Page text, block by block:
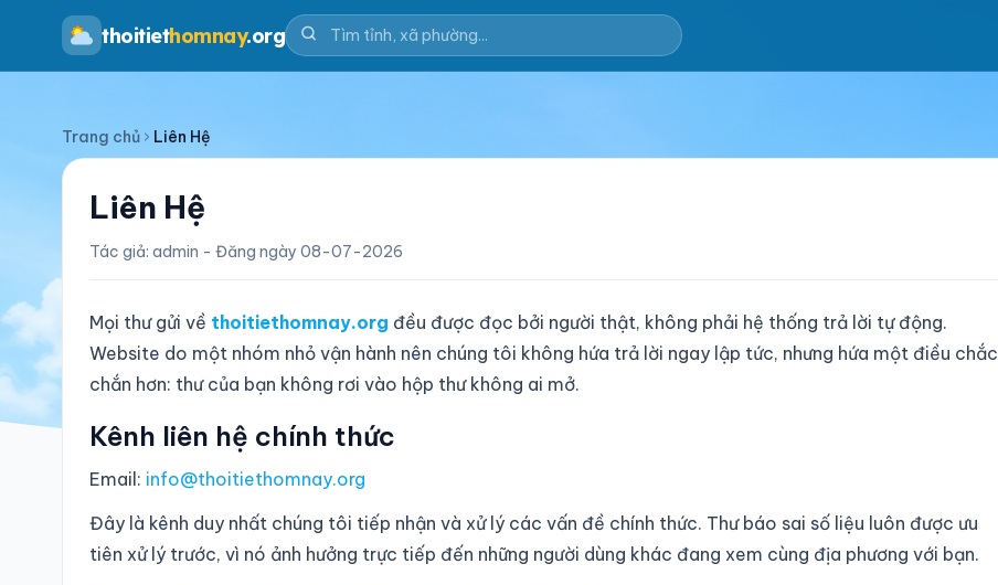
thoitiethomnay.org
Trang chủ Liên Hệ
Liên Hệ
Tác giả: admin - Đăng ngày 08-07-2026
Mọi thư gửi về thoitiethomnay.org đều được đọc bởi người thật, không phải hệ thống trả lời tự động.
Website do một nhóm nhỏ vận hành nên chúng tôi không hứa trả lời ngay lập tức, nhưng hứa một điều chắc
chắn hơn: thư của bạn không rơi vào hộp thư không ai mở.
Kênh liên hệ chính thức
Email: info@thoitiethomnay.org
Đây là kênh duy nhất chúng tôi tiếp nhận và xử lý các vấn đề chính thức. Thư báo sai số liệu luôn được ưu
tiên xử lý trước, vì nó ảnh hưởng trực tiếp đến những người dùng khác đang xem cùng địa phương với bạn.